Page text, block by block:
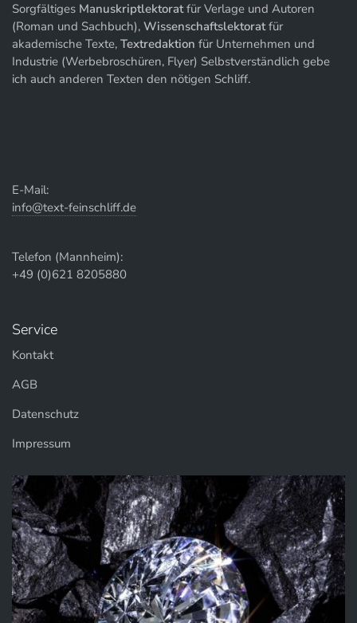
Sorgfältiges Manuskriptlektoratfür Verlage und Autoren
(Roman und Sachbuch), Wissenschaftslektoratfür
akademische Texte, Textredaktion für Unternehmen und
Industrie (Werbebroschüren, Flyer) Selbstverständlich gebe
ich auch anderen Texten den nötigen Schliff.
E-Mail:
info@text-feinschliff.de
Telefon (Mannheim):
+49 (0)621 8205880
Service
Kontakt
AGB
Datenschutz
Impressum